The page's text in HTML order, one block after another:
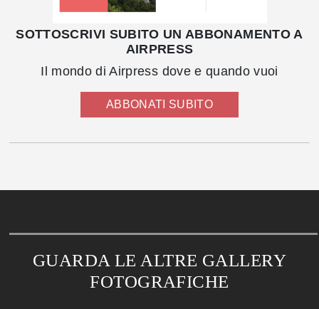
SOTTOSCRIVI SUBITO UN ABBONAMENTO A
AIRPRESS
Il mondo di Airpress dove e quando vuoi
ABBONATI SUBITO
GUARDA LE ALTRE GALLERY
FOTOGRAFICHE